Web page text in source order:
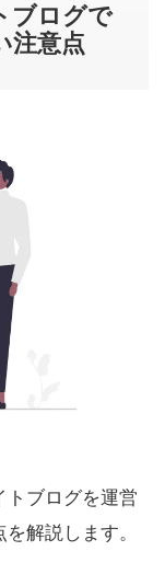
ブログで
注意点
トブログを運営
解説します。